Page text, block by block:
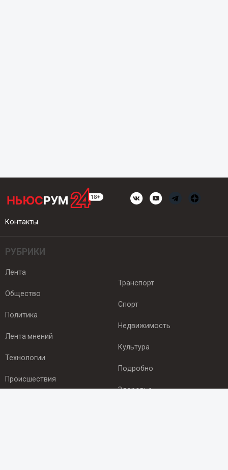
Контакты
РУБРИКИ
Лента
Общество
Политика
Лента мнений
Технологии
Происшествия
Транспорт
Спорт
Недвижимость
Культура
Подробно
Здоровье